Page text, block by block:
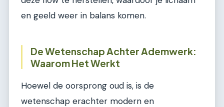
en geeld weer in balans komen.
De Wetenschap Achter Ademwerk:
Waarom Het Werkt
Hoewel de oorsprong oud is, is de
wetenschap erachter modern en